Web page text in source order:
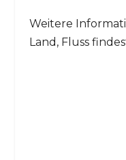
Weitere
Land, Fluss